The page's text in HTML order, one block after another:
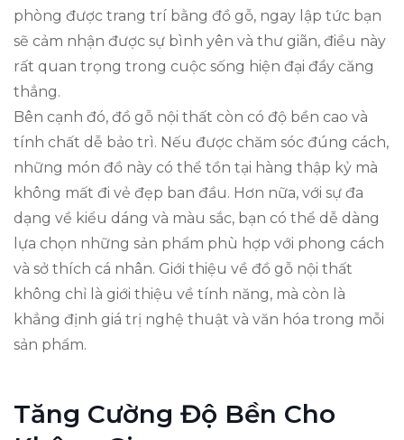
phòng được trang trí bằng đồ gỗ, ngay lập tức bạn
sẽ cảm nhận được sự bình yên và thư giãn, điều này
rất quan trọng trong cuộc sống hiện đại đầy căng
thẳng.
Bên cạnh đó, đồ gỗ nội thất còn có độ bền cao và
tính chất dễ bảo trì. Nếu được chăm sóc đúng cách,
những món đồ này có thể tồn tại hàng thập kỷ mà
không mất đi vẻ đẹp ban đầu. Hơn nữa, với sự đa
dạng về kiểu dáng và màu sắc, bạn có thể dễ dàng
lựa chọn những sản phẩm phù hợp với phong cách
và sở thích cá nhân. Giới thiệu về đồ gỗ nội thất
không chỉ là giới thiệu về tính năng, mà còn là
khẳng định giá trị nghệ thuật và văn hóa trong mỗi
sản phẩm.
Tăng Cường Độ Bền Cho